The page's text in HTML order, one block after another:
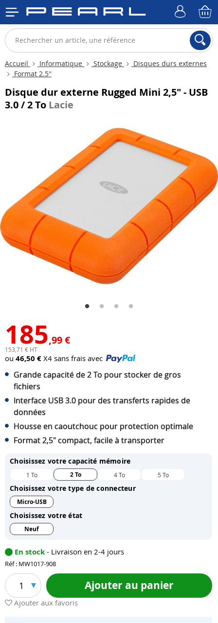
Accueil Informatique Stockage
Disques durs externes
Format 2.5''
Disque dur externe Rugged Mini 2,5" - USB
3.0 / 2 To Lacie
185,99 €
153,71 € HT
ou 46,50 € X4 sans frais avec
Grande capacité de 2 To pour stocker de gros
fichiers
Interface USB 3.0 pour des transferts rapides de
données
Housse en caoutchouc pour protection optimale
Format 2,5" compact, facile à transporter
Choisissez votre capacité mémoire
1 To 2 To 4 To 5 To
Choisissez votre type de connecteur
Micro-USB
Choisissez votre état
Neuf
En stock - Livraison en 2-4 jours
Réf : MW1017-908
1 Ajouter au panier
Ajouter aux favoris